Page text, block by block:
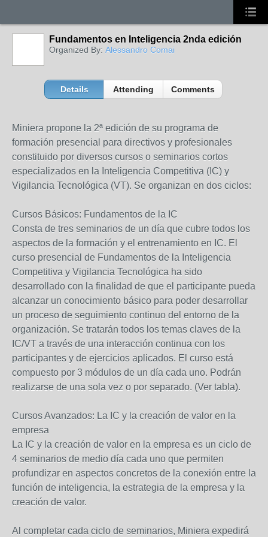
Fundamentos en Inteligencia 2nda edición
Organized By: Alessandro Comai
Details Attending Comments
Miniera propone la 2ª edición de su programa de
formación presencial para directivos y profesionales
constituido por diversos cursos o seminarios cortos
especializados en la Inteligencia Competitiva (IC) y
Vigilancia Tecnológica (VT). Se organizan en dos ciclos:
Cursos Básicos: Fundamentos de la IC
Consta de tres seminarios de un día que cubre todos los
aspectos de la formación y el entrenamiento en IC. El
curso presencial de Fundamentos de la Inteligencia
Competitiva y Vigilancia Tecnológica ha sido
desarrollado con la finalidad de que el participante pueda
alcanzar un conocimiento básico para poder desarrollar
un proceso de seguimiento continuo del entorno de la
organización. Se tratarán todos los temas claves de la
IC/VT a través de una interacción continua con los
participantes y de ejercicios aplicados. El curso está
compuesto por 3 módulos de un día cada uno. Podrán
realizarse de una sola vez o por separado. (Ver tabla).
Cursos Avanzados: La IC y la creación de valor en la
empresa
La IC y la creación de valor en la empresa es un ciclo de
4 seminarios de medio día cada uno que permiten
profundizar en aspectos concretos de la conexión entre la
función de inteligencia, la estrategia de la empresa y la
creación de valor.
Al completar cada ciclo de seminarios, Miniera expedirá